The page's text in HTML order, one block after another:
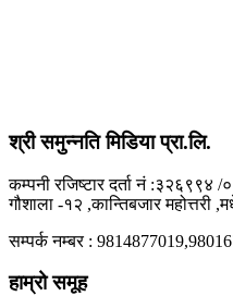
श्री समुन्नति मिडिया प्रा.लि.
कम्पनी रजिष्टार दर्ता नं :३२६९९४
गौशाला -१२ ,कान्तिबजार महोत्तरी
सम्पर्क नम्बर :
हाम्रो समूह